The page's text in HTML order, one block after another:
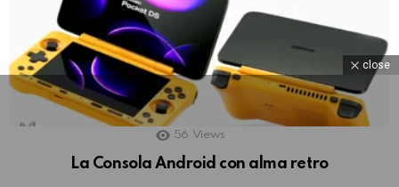
56 Views
La Consola Android con alma retro
close